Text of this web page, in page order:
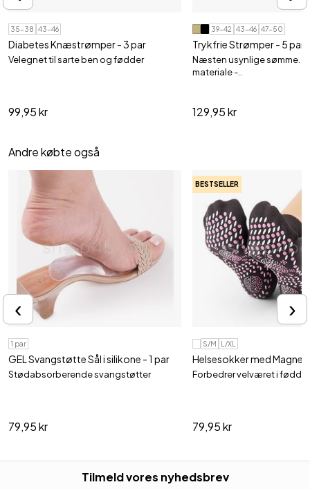
35-38 43-46
Diabetes Knæstrømper - 3 par
Velegnet til sarte ben og fødder
99,95 kr
39-42 43-46 47-50
Trykfrie Strømper - 5 par
Næsten usynlige sømme.
materiale -..
129,95 kr
Andre købte også
1 par
GEL Svangstøtte Sål i silikone - 1 par
Stødabsorberende svangstøtter
79,95 kr
BESTSELLER
S/M L/XL
Helsesokker med
Forbedrer velværet i
79,95 kr
‹ ›
Tilmeld vores nyhedsbrev